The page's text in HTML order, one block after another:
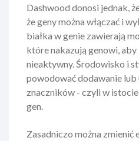
Dashwood donosi jednak,
że geny można włączać i
białka w genie zawierają
które nakazują genowi,
nieaktywny. Środowisko i
powodować dodawanie lub
znaczników - czyli w istocie
gen.
Zasadniczo można zmienić